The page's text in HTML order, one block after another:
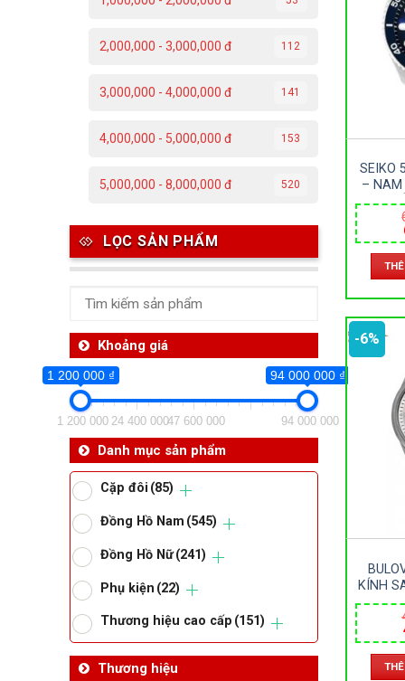
2,000,000 - 3,000,000 đ 112
3,000,000 - 4,000,000 đ 141
4,000,000 - 5,000,000 đ 153
5,000,000 - 8,000,000 đ 520
LỌC SẢN PHẨM
Khoảng giá
1 200 000 ₫ 94 000 000 ₫
1 200 000 24 400 00047 600 000 94 000 000
Danh mục sản phẩm
Cặp đôi (85)
Đồng Hồ Nam (545)
Đồng Hồ Nữ(241)
Phụ kiện (22)
Thương hiệu cao cấp (151)
Thương hiệu
1 200 000 ₫
1 200 000
SEIKO
– NAM
-6%
KÍNH
LOẠI –